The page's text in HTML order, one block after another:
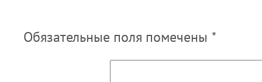
Обязательные поля помечены *